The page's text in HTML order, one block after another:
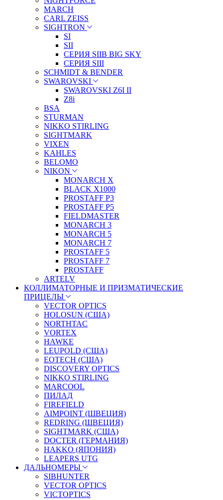
MARCH
CARL ZEISS
SIGHTRON
SI
SII
СЕРИЯ SIIB BIG SKY
СЕРИЯ SIII
SCHMIDT & BENDER
SWAROVSKI
SWAROVSKI Z6I II
Z8i
BSA
STURMAN
NIKKO STIRLING
SIGHTMARK
VIXEN
KAHLES
BELOMO
NIKON
MONARCH X
BLACK X1000
PROSTAFF P3
PROSTAFF P5
FIELDMASTER
MONARCH 3
MONARCH 5
MONARCH 7
PROSTAFF 5
PROSTAFF 7
PROSTAFF
ARTELV
КОЛЛИМАТОРНЫЕ И ПРИЗМАТИЧЕСКИЕ
ПРИЦЕЛЫ
VECTOR OPTICS
HOLOSUN (США)
NORTHTAC
VORTEX
HAWKE
LEUPOLD (США)
EOTECH (США)
DISCOVERY OPTICS
NIKKO STIRLING
MARCOOL
ПИЛАД
FIREFIELD
AIMPOINT (ШВЕЦИЯ)
REDRING (ШВЕЦИЯ)
SIGHTMARK (США)
DOCTER (ГЕРМАНИЯ)
HAKKO (ЯПОНИЯ)
LEAPERS UTG
ДАЛЬНОМЕРЫ
SIBHUNTER
VECTOR OPTICS
VICTOPTICS